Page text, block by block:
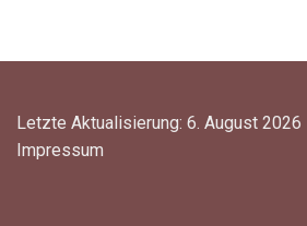
Letzte Aktualisierung: 6. August 2026
Impressum